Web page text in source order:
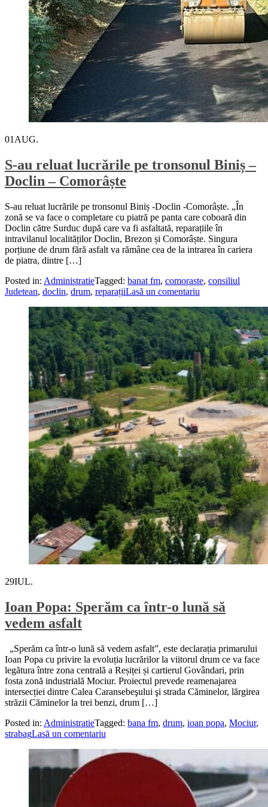
01 AUG.
S-au reluat lucrările pe tronsonul Biniș –
Doclin – Comorâște
S-au reluat lucrările pe tronsonul Biniș -Doclin -Comorâște. „În
zonă se va face o completare cu piatră pe panta care coboară din
Doclin către Surduc după care va fi asfaltată, reparațiile în
intravilanul localităților Doclin, Brezon și Comorâște. Singura
porțiune de drum fără asfalt va rămâne cea de la intrarea în cariera
de piatra, dintre […]
Posted in: AdministratieTagged: banat fm, comoraste, consiliul
Judetean, doclin, drum, reparațiiLasă un comentariu
29IUL.
Ioan Popa: Sperăm ca într-o lună să
vedem asfalt
„Sperăm ca într-o lună să vedem asfalt”, este declarația primarului
Ioan Popa cu privire la evoluția lucrărilor la viitorul drum ce va face
legătura între zona centrală a Reșiței și cartierul Govândari, prin
fosta zonă industrială Mociur. Proiectul prevede reamenajarea
intersecției dintre Calea Caransebeşului şi strada Căminelor, lărgirea
străzii Căminelor la trei benzi, drum […]
Posted in: AdministratieTagged: bana fm, drum, ioan popa, Mociur,
strabagLasă un comentariu